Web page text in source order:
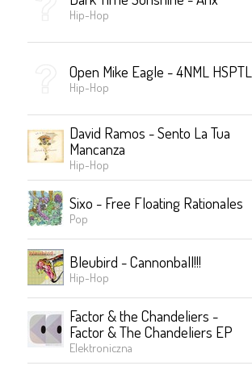
Hip-Hop
Open Mike Eagle - 4NML HSPTL
Hip-Hop
David Ramos - Sento La Tua
Mancanza
Hip-Hop
Sixo - Free Floating Rationales
Pop
Bleubird - Cannonball!!!
Hip-Hop
Factor & the Chandeliers -
Factor & The Chandeliers EP
Elektroniczna